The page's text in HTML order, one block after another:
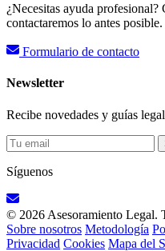
¿Necesitas ayuda
contactaremos lo antes posible.
Formulario de contacto
Newsletter
Recibe novedades y guías
Síguenos
© 2026 Asesoramiento Legal.
Sobre nosotros Metodología
Privacidad Cookies Mapa del